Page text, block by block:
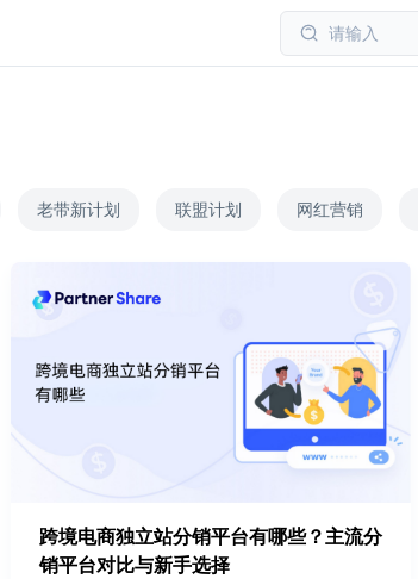
请输入
跨境电商独立站分销平台有哪些？主流分
销平台对比与新手选择
老带新计划 联盟计划 网红营销